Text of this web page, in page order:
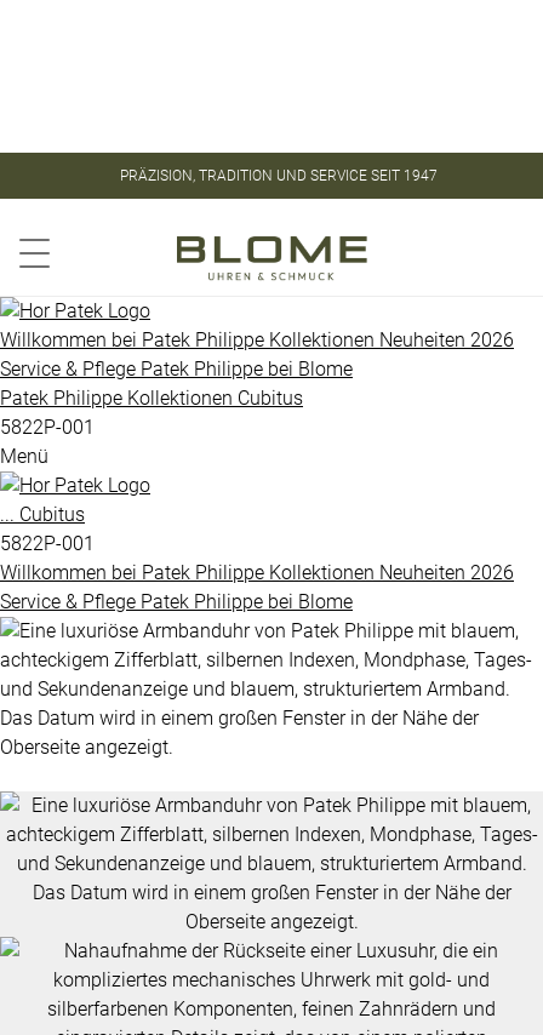
PRÄZISION, TRADITION UND SERVICE SEIT 1947
PATEK
PHILIPPE
Aquanaut
Calatrava
Golden
Gondolo
Grandes
Complications
Nautilus
Twenty-
Cubitus
Complications
UHREN
VINTAGE
SCHMUCK
BLOME
SERVICE
ÜBER
UNS
Impressum
Datenschutz
Willkommen bei Patek Philippe Kollektionen Neuheiten 2026
Service & Pflege Patek Philippe bei Blome
Patek Philippe Kollektionen Cubitus
5822P-001
Menü
... Cubitus
5822P-001
Willkommen bei Patek Philippe Kollektionen Neuheiten 2026
Service & Pflege Patek Philippe bei Blome